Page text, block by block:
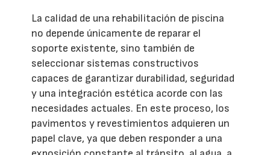
La calidad de una rehabilitación de piscina
no depende únicamente de reparar el
soporte existente, sino también de
seleccionar sistemas constructivos
capaces de garantizar durabilidad, seguridad
y una integración estética acorde con las
necesidades actuales. En este proceso, los
pavimentos y revestimientos adquieren un
papel clave, ya que deben responder a una